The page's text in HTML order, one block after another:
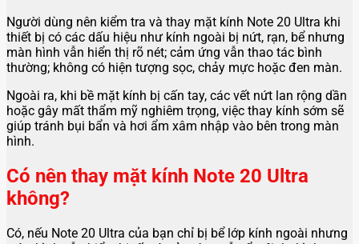
Người dùng nên kiểm tra và thay mặt kính Note 20 Ultra khi
thiết bị có các dấu hiệu như kính ngoài bị nứt, rạn, bể nhưng
màn hình vẫn hiển thị rõ nét; cảm ứng vẫn thao tác bình
thường; không có hiện tượng sọc, chảy mực hoặc đen màn.
Ngoài ra, khi bề mặt kính bị cấn tay, các vết nứt lan rộng dần
hoặc gây mất thẩm mỹ nghiêm trọng, việc thay kính sớm sẽ
giúp tránh bụi bẩn và hơi ẩm xâm nhập vào bên trong màn
hình.
Có nên thay mặt kính Note 20 Ultra
không?
Có, nếu Note 20 Ultra của bạn chỉ bị bể lớp kính ngoài nhưng